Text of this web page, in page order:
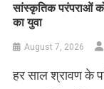
सांस्कृतिक परंपराओं
का युवा
August 7, 2026
हर साल श्रावण के